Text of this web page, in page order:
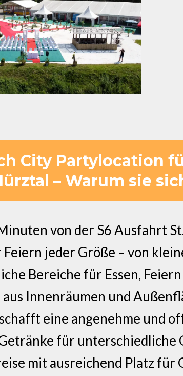
City Partylocation
– Warum sie
von der S6 Ausfahrt
jeder Größe – von
Bereiche für Essen,
Innenräumen und
schafft eine angenehme und
für unterschiedliche
mit ausreichend Platz für